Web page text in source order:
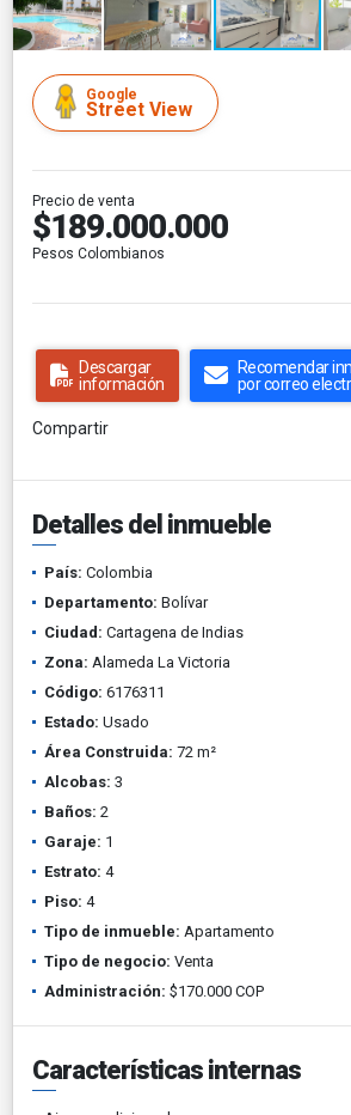
Google
Street View
Precio de venta
$189.000.000
Pesos Colombianos
Descargar
información
Recomendar
por correo
Compartir
Detalles del inmueble
País: Colombia
Departamento: Bolívar
Ciudad: Cartagena de Indias
Zona: Alameda La Victoria
Código: 6176311
Estado: Usado
Área Construida: 72 m²
Alcobas: 3
Baños: 2
Garaje: 1
Estrato: 4
Piso: 4
Tipo de inmueble: Apartamento
Tipo de negocio: Venta
Administración: $170.000 COP
Características internas